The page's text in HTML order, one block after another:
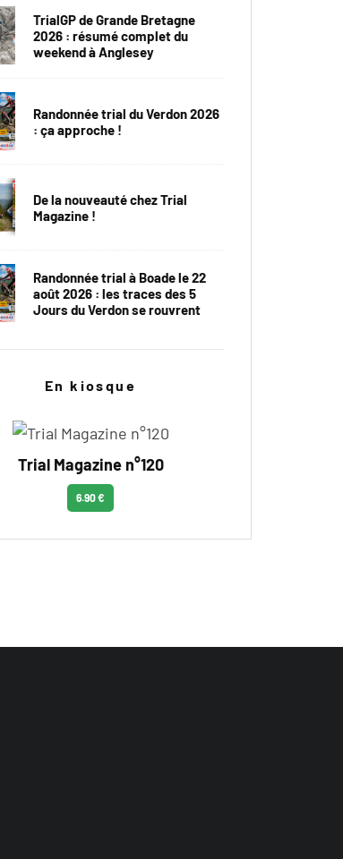
TrialGP de Grande Bretagne
2026 : résumé complet du
weekend à Anglesey
Randonnée trial du Verdon 2026
: ça approche !
De la nouveauté chez Trial
Magazine !
Randonnée trial à Boade le 22
août 2026 : les traces des 5
Jours du Verdon se rouvrent
En kiosque
Trial Magazine n°120
6.90 €